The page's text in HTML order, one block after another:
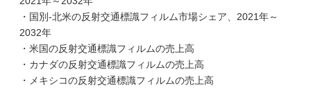
・国別-北米の反射交通標識フィルム市場シェア、2021年～
2032年
・米国の反射交通標識フィルムの売上高
・カナダの反射交通標識フィルムの売上高
・メキシコの反射交通標識フィルムの売上高